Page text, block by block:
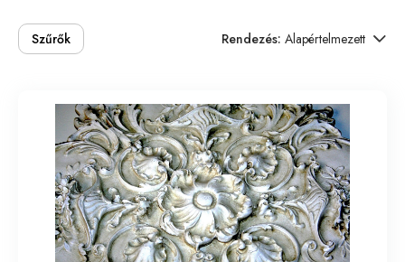
Szűrők Rendezés: Alapértelmezett